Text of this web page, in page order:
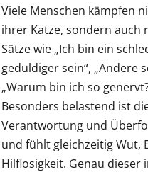
Viele Menschen kämpfen
ihrer Katze, sondern auch
Sätze wie „Ich bin ein
geduldiger sein“, „Andere
„Warum bin ich so
Besonders belastend ist
Verantwortung und
und fühlt gleichzeitig Wut,
Hilflosigkeit. Genau